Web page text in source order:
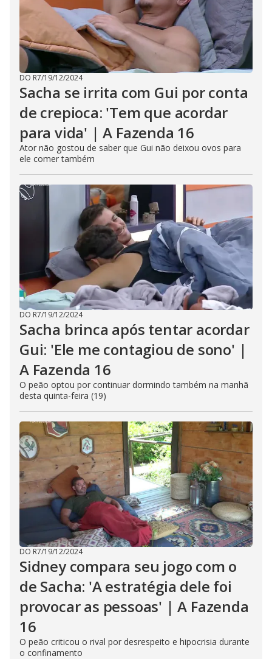
DO R7/19/12/2024
Sacha se irrita com Gui por conta
de crepioca: 'Tem que acordar
para vida' | A Fazenda 16
Ator não gostou de saber que Gui não deixou ovos para
ele comer também
DO R7/19/12/2024
Sacha brinca após tentar acordar
Gui: 'Ele me contagiou de sono' |
A Fazenda 16
O peão optou por continuar dormindo também na manhã
desta quinta-feira (19)
DO R7/19/12/2024
Sidney compara seu jogo com o
de Sacha: 'A estratégia dele foi
provocar as pessoas' | A Fazenda
16
O peão criticou o rival por desrespeito e hipocrisia durante
o confinamento